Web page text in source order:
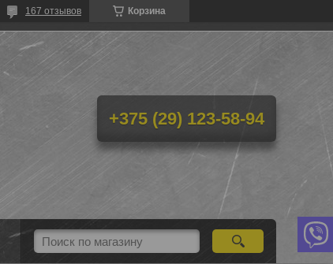
Корзина
167 отзывов
+375 (29) 123-58-94